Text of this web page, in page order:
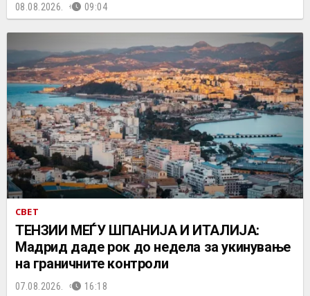
08.08.2026. 09:04
СВЕТ
ТЕНЗИИ МЕЃУ ШПАНИЈА И ИТАЛИЈА:
Мадрид даде рок до недела за укинување
на граничните контроли
07.08.2026. 16:18